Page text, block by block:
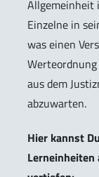
Allgemeinheit
Einzelne in
was einen
aus dem
abzuwarten.
Hier kannst
Lerneinheiten